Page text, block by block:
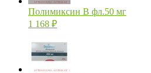
Полимиксин В фл.50 мг
1 168 ₽